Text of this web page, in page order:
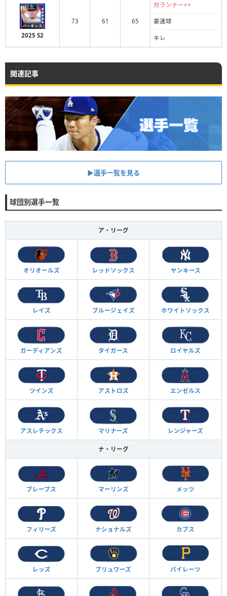
2025 S2
73 61 65
対ランナー++
豪速球
キレ
関連記事
▶︎選手一覧を見る
球団別選手一覧
ア・リーグ
オリオールズ レッドソックス ヤンキース
レイズ ブルージェイズ ホワイトソックス
ガーディアンズ タイガース ロイヤルズ
ツインズ アストロズ エンゼルス
アスレチックス マリナーズ レンジャーズ
ナ・リーグ
ブレーブス マーリンズ メッツ
フィリーズ ナショナルズ カブス
レッズ ブリュワーズ パイレーツ